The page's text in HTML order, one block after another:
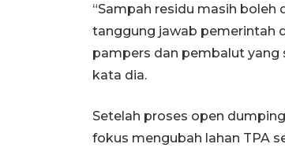
“Sampah residu masih boleh
tanggung jawab pemerintah
pampers dan pembalut yang
kata dia.
Setelah proses open
fokus mengubah lahan TPA